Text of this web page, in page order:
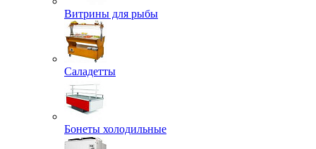
Витрины для рыбы
Саладетты
Бонеты холодильные